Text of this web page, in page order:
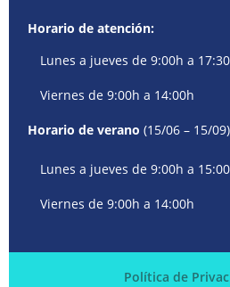
Horario de atención:
Lunes a jueves de 9:00h a
Viernes de 9:00h a 14:00h
Horario de verano (15/06 – 15/
Lunes a jueves de 9:00h a
Viernes de 9:00h a 14:00h
Política de